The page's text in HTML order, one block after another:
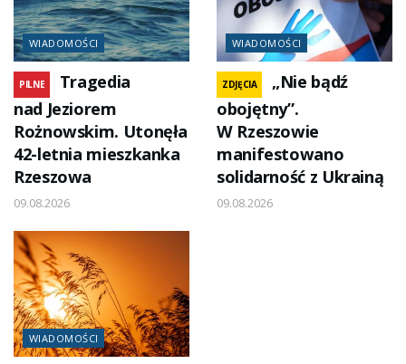
WIADOMOŚCI
PILNE
Tragedia
nad Jeziorem
Rożnowskim. Utonęła
42-letnia mieszkanka
Rzeszowa
09.08.2026
WIADOMOŚCI
ZDJĘCIA
„Nie bądź
obojętny”.
W Rzeszowie
manifestowano
solidarność z Ukrainą
09.08.2026
WIADOMOŚCI